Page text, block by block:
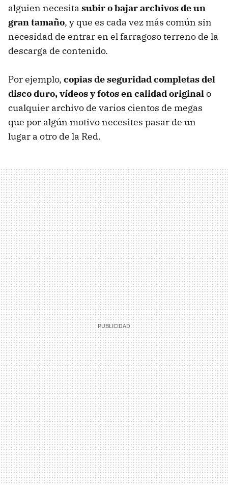
alguien necesita subir o bajar archivos de un
gran tamaño, y que es cada vez más común sin
necesidad de entrar en el farragoso terreno de la
descarga de contenido.
Por ejemplo, copias de seguridad completas del
disco duro, vídeos y fotos en calidad original o
cualquier archivo de varios cientos de megas
que por algún motivo necesites pasar de un
lugar a otro de la Red.